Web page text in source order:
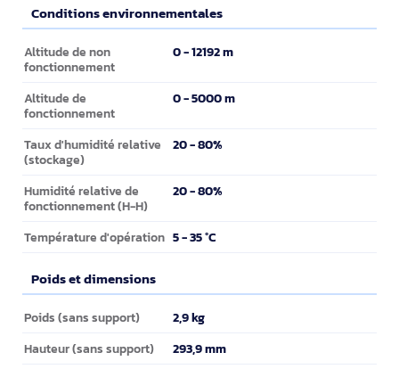
Conditions environnementales
Conditions environnementales
Altitude de non
fonctionnement
0 - 12192 m
Altitude de
fonctionnement
0 - 5000 m
Taux d'humidité relative
(stockage)
20 - 80%
Humidité relative de
fonctionnement (H-H)
20 - 80%
Température d'opération 5 - 35 °C
Poids et dimensions
Poids et dimensions
Poids (sans support) 2,9 kg
Hauteur (sans support) 293,9 mm